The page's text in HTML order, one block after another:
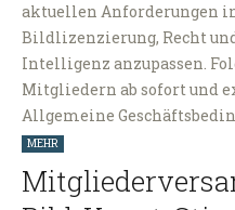
aktuellen Anforderungen
Bildlizenzierung, Recht
Intelligenz anzupassen.
Mitgliedern ab sofort und
Allgemeine
MEHR